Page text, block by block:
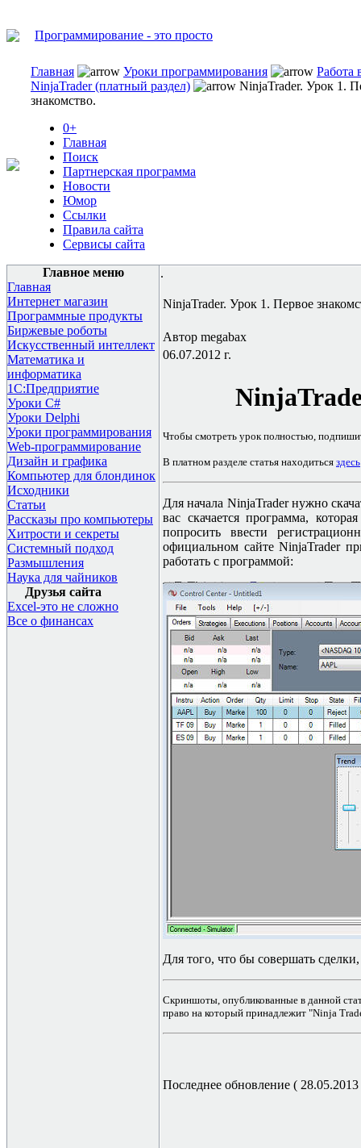
Программирование - это просто
Главная Уроки программирования
Работа
NinjaTrader (платный раздел)
NinjaTrader. Урок 1.
знакомство.
0+
Главная
Поиск
Партнерская программа
Новости
Юмор
Ссылки
Правила сайта
Сервисы сайта
Главное меню
Главная
Интернет магазин
Программные продукты
Биржевые роботы
Искусственный интеллект
Математика и
информатика
1С:Предприятие
Уроки C#
Уроки Delphi
Уроки программирования
Web-программирование
Дизайн и графика
Компьютер для блондинок
Исходники
Статьи
Рассказы про компьютеры
Хитрости и секреты
Системный подход
Размышления
Наука для чайников
Друзья сайта
Excel-это не сложно
Все о финансах
.
NinjaTrader. Урок 1. Первое
Автор megabax
06.07.2012 г.
Чтобы смотреть урок полностью,
В платном разделе статья находиться здесь
Для начала NinjaTrader нужно
вас скачается программа,
попросить ввести
официальном сайте NinjaTrader
работать с программой:
Для того, что бы совершать
Скриншоты, опубликованные в данной
право на который принадлежит "Ninja
Последнее обновление ( 28.05.2013